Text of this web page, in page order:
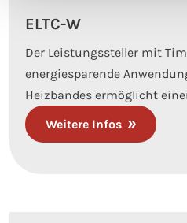
ELTC-W
Der Leistungssteller mit
energiesparende
Heizbandes ermöglicht
Weitere Infos